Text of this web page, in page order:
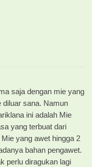
saja dengan mie yang
diluar sana. Namun
ini adalah Mie
yang terbuat dari
yang awet hingga 2
bahan pengawet.
perlu diragukan lagi